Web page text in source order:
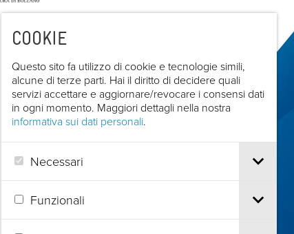
COOKIE
Questo sito fa utilizzo di cookie e tecnologie simili,
alcune di terze parti. Hai il diritto di decidere quali
servizi accettare e aggiornare/revocare i consensi dati
in ogni momento. Maggiori dettagli nella nostra
informativa sui dati personali.
Necessari
Funzionali